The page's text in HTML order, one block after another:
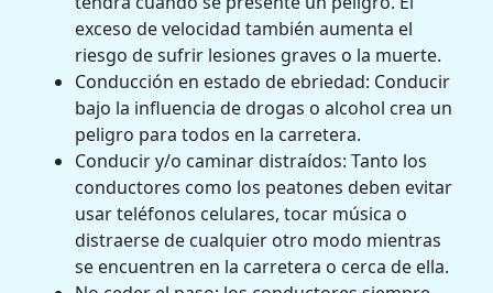
exceso de velocidad también aumenta el
riesgo de sufrir lesiones graves o la muerte.
Conducción en estado de ebriedad: Conducir
bajo la influencia de drogas o alcohol crea un
peligro para todos en la carretera.
Conducir y/o caminar distraídos: Tanto los
conductores como los peatones deben evitar
usar teléfonos celulares, tocar música o
distraerse de cualquier otro modo mientras
se encuentren en la carretera o cerca de ella.